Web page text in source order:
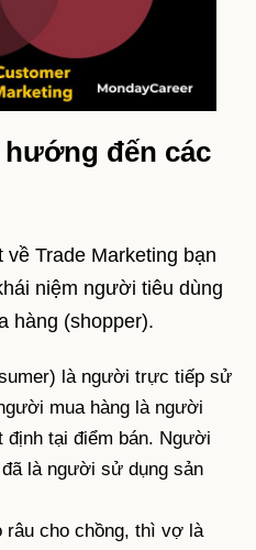
hướng đến các
Trade Marketing bạn
niệm người tiêu dùng
hàng (shopper).
là người trực tiếp sử
mua hàng là người
tại điểm bán. Người
là người sử dụng sản
râu cho chồng, thì vợ là